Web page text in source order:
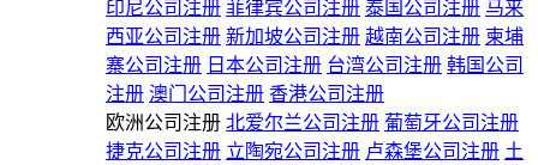
印尼公司注册 菲律宾公司注册 泰国公司注册 马来
西亚公司注册 新加坡公司注册 越南公司注册 柬埔
寨公司注册 日本公司注册 台湾公司注册 韩国公司
注册 澳门公司注册 香港公司注册
欧洲公司注册 北爱尔兰公司注册 葡萄牙公司注册
捷克公司注册 立陶宛公司注册 卢森堡公司注册 土